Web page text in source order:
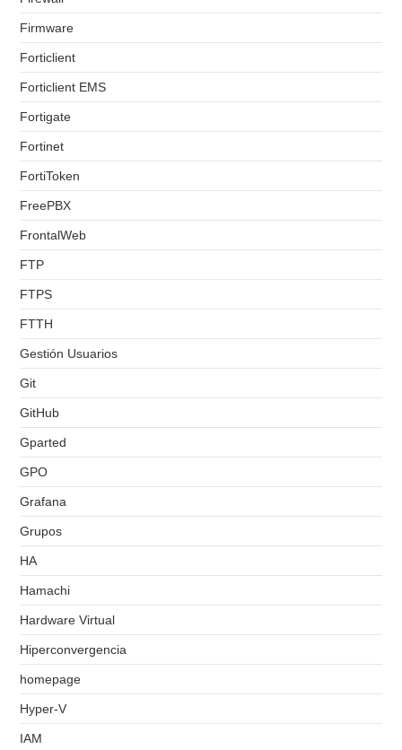
Firmware
Forticlient
Forticlient EMS
Fortigate
Fortinet
FortiToken
FreePBX
FrontalWeb
FTP
FTPS
FTTH
Gestión Usuarios
Git
GitHub
Gparted
GPO
Grafana
Grupos
HA
Hamachi
Hardware Virtual
Hiperconvergencia
homepage
Hyper-V
IAM